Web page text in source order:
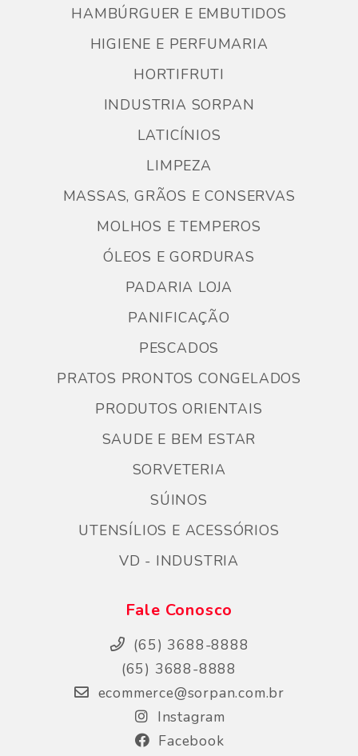
HAMBÚRGUER E EMBUTIDOS
HIGIENE E PERFUMARIA
HORTIFRUTI
INDUSTRIA SORPAN
LATICÍNIOS
LIMPEZA
MASSAS, GRÃOS E CONSERVAS
MOLHOS E TEMPEROS
ÓLEOS E GORDURAS
PADARIA LOJA
PANIFICAÇÃO
PESCADOS
PRATOS PRONTOS CONGELADOS
PRODUTOS ORIENTAIS
SAUDE E BEM ESTAR
SORVETERIA
SÚINOS
UTENSÍLIOS E ACESSÓRIOS
VD - INDUSTRIA
Fale Conosco
(65) 3688-8888
(65) 3688-8888
ecommerce@sorpan.com.br
Instagram
Facebook